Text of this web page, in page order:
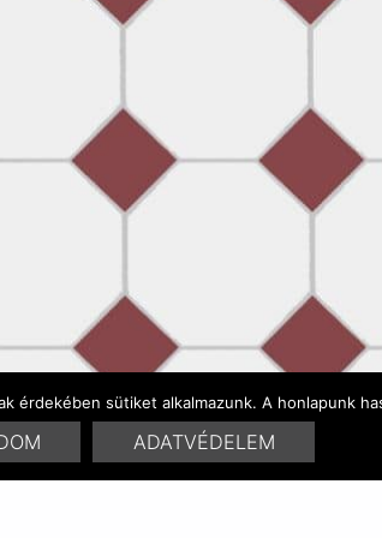
érdekében sütiket alkalmazunk. A honlapunk
ADATVÉDELEM